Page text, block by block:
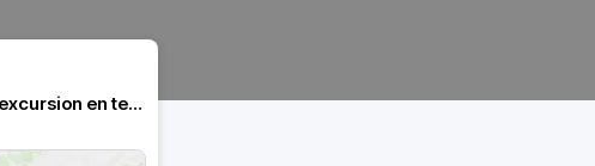
Vallée de la Vanne et excursion en terre d’Othe